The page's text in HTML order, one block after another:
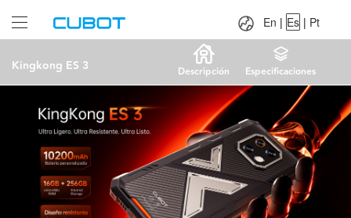
Kingkong ES 3 Descripción Especificaciones
Pt
En | Es | Pt